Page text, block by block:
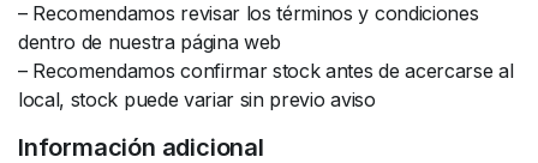
– Recomendamos revisar los términos y condiciones
dentro de nuestra página web
– Recomendamos confirmar stock antes de acercarse al
local, stock puede variar sin previo aviso
Información adicional